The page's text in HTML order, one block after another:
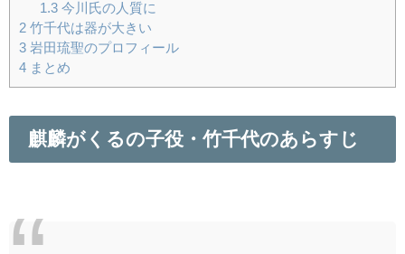
1.3今川氏の人質に
2 竹千代は器が大きい
3 岩田琉聖のプロフィール
4 まとめ
麒麟がくるの子役・竹千代のあらすじ